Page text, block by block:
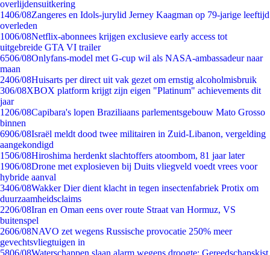
overlijdensuitkering
1406/08Zangeres en Idols-jurylid Jerney Kaagman op 79-jarige leeftijd
overleden
1006/08Netflix-abonnees krijgen exclusieve early access tot
uitgebreide GTA VI trailer
6506/08Onlyfans-model met G-cup wil als NASA-ambassadeur naar
maan
2406/08Huisarts per direct uit vak gezet om ernstig alcoholmisbruik
306/08XBOX platform krijgt zijn eigen "Platinum" achievements dit
jaar
1206/08Capibara's lopen Braziliaans parlementsgebouw Mato Grosso
binnen
6906/08Israël meldt dood twee militairen in Zuid-Libanon, vergelding
aangekondigd
1506/08Hiroshima herdenkt slachtoffers atoombom, 81 jaar later
1906/08Drone met explosieven bij Duits vliegveld voedt vrees voor
hybride aanval
3406/08Wakker Dier dient klacht in tegen insectenfabriek Protix om
duurzaamheidsclaims
2206/08Iran en Oman eens over route Straat van Hormuz, VS
buitenspel
2606/08NAVO zet wegens Russische provocatie 250% meer
gevechtsvliegtuigen in
5806/08Waterschappen slaan alarm wegens droogte: Gereedschapskist